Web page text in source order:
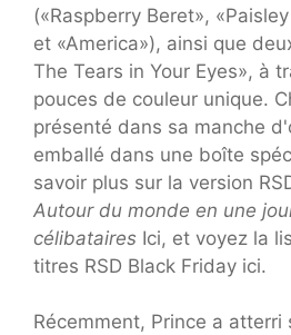
(«Raspberry Beret»,
et «America»), ainsi que
The Tears in Your Eyes», à
pouces de couleur unique.
présenté dans sa manche
emballé dans une boîte
savoir plus sur la version
Autour du monde en une
célibataires Ici, et voyez la
titres RSD Black Friday ici.
Récemment, Prince a atterri